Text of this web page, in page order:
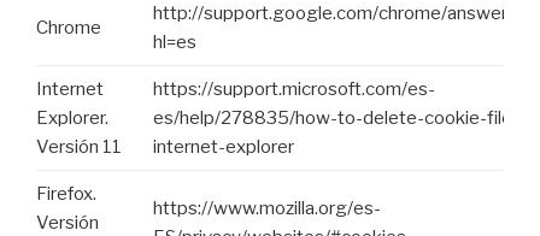
Chrome
http://support.google.com/chrome/answer/
hl=es
Internet
Explorer.
Versión 11
https://support.microsoft.com/es-
es/help/278835/how-to-delete-cookie-files-
internet-explorer
Firefox.
Versión
https://www.mozilla.org/es-